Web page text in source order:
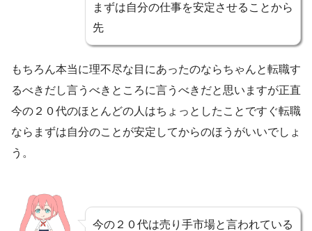
まずは自分の仕事を安定させることから
先
もちろん本当に理不尽な目にあったのならちゃんと転職す
るべきだし言うべきところに言うべきだと思いますが正直
今の２０代のほとんどの人はちょっとしたことですぐ転職
ならまずは自分のことが安定してからのほうがいいでしょ
う。
今の２０代は売り手市場と言われている